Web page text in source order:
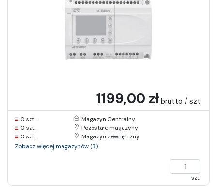
1199,00 zł brutto / szt.
0 szt.
Magazyn Centralny
0 szt.
Pozostałe magazyny
0 szt.
Magazyn zewnętrzny
Zobacz więcej magazynów (3)
szt.